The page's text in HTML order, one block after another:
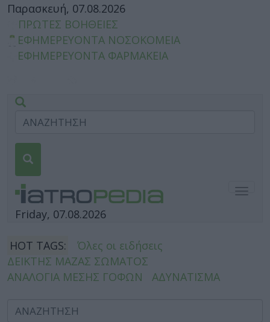
Παρασκευή, 07.08.2026
ΠΡΩΤΕΣ ΒΟΗΘΕΙΕΣ
ΕΦΗΜΕΡΕΥΟΝΤΑ ΝΟΣΟΚΟΜΕΙΑ
ΕΦΗΜΕΡΕΥΟΝΤΑ ΦΑΡΜΑΚΕΙΑ
Friday, 07.08.2026
HOT TAGS:
Όλες οι ειδήσεις
ΔΕΙΚΤΗΣ ΜΑΖΑΣ ΣΩΜΑΤΟΣ
ΑΝΑΛΟΓΙΑ ΜΕΣΗΣ ΓΟΦΩΝ
ΑΔΥΝΑΤΙΣΜΑ